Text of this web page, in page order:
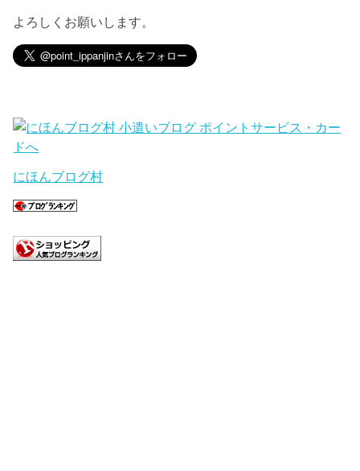
よろしくお願いします。
にほんブログ村